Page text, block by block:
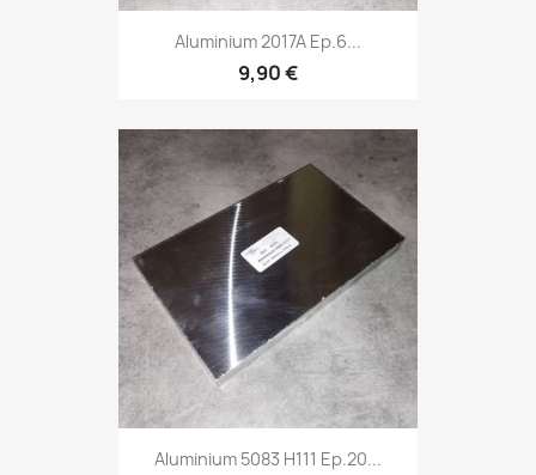
Aluminium 2017A Ep.6...
9,90 €
Aluminium 5083 H111 Ep.20...